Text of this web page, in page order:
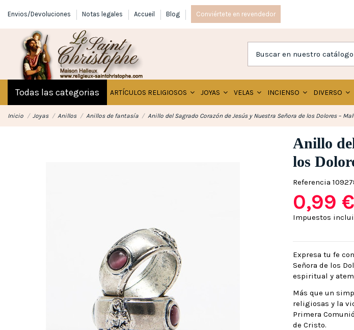
Envios/Devoluciones Notas legales Accueil Blog Conviértete en revendedor
Todas las categorias ARTÍCULOS RELIGIOSOS JOYAS VELAS INCIENSO DIVERSO
Inicio Joyas Anillos Anillos de fantasía Anillo del Sagrado Corazón de Jesús y Nuestra Señora de los Dolores –
Anillo
los
Referencia
0,99 €
Impuestos
Expresa tu fe
Señora de los
espiritual y
Más que un
religiosas y la
Primera
de Cristo.